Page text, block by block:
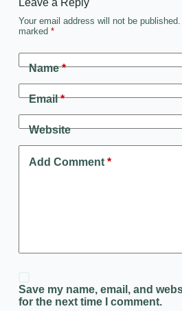
Leave a Reply
Your email address will not be published.
marked *
Name*
Email*
Website
Add Comment*
Save my name, email, and
for the next time I comment.